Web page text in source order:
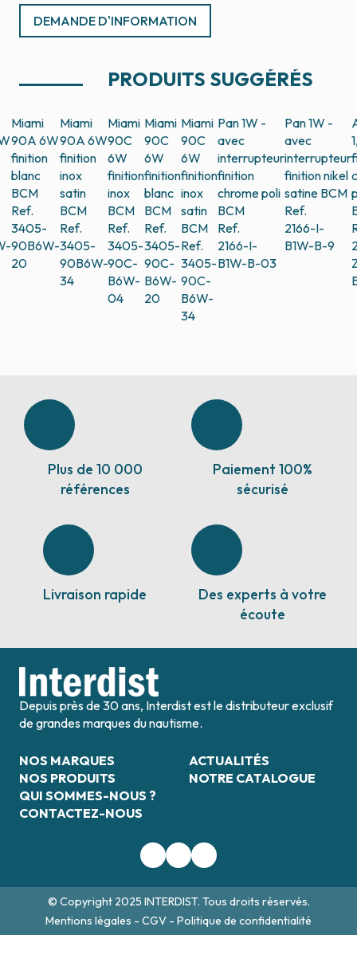
DEMANDE D'INFORMATION
PRODUITS SUGGÉRÉS
Miami
90A 6W
finition
blanc
BCM
Ref.
3405-
90B6W-
20
Miami
90A 6W
finition
inox
satin
BCM
Ref.
3405-
90B6W-
34
Miami
90C
6W
finition
inox
BCM
Ref.
3405-
90C-
B6W-
04
Miami
90C
6W
finition
blanc
BCM
Ref.
3405-
90C-
B6W-
20
Miami
90C
6W
finition
inox
satin
BCM
Ref.
3405-
90C-
B6W-
34
Pan 1W -
avec
interrupteur
finition
chrome poli
BCM
Ref.
2166-I-
B1W-B-03
Pan 1W -
avec
interrupteur
finition nikel
satine BCM
Ref.
2166-I-
B1W-B-9
Plus de 10 000
références
Paiement 100%
sécurisé
Livraison rapide
Des experts à votre
écoute
Depuis près de 30 ans, Interdist est le distributeur exclusif
de grandes marques du nautisme.
NOS MARQUES
NOS PRODUITS
QUI SOMMES-NOUS ?
CONTACTEZ-NOUS
ACTUALITÉS
NOTRE CATALOGUE
© Copyright 2025 INTERDIST. Tous droits réservés.
Mentions légales - CGV - Politique de confidentialité